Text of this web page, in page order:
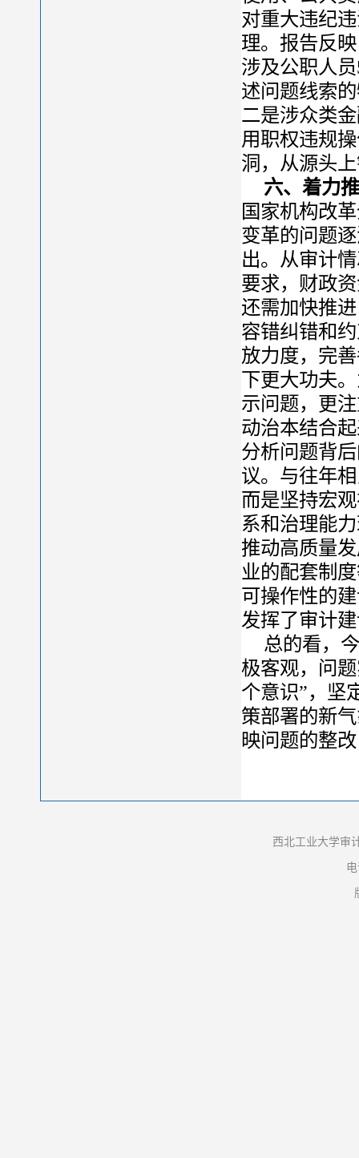
对重大违纪
理。报告反
涉及公职人
述问题线索
二是涉众类
用职权违规
洞，从源头
六、着力
国家机构改
变革的问题
出。从审计
要求，财政
还需加快推
容错纠错和
放力度，完
下更大功夫
示问题，更
动治本结合
分析问题背
议。与往年
而是坚持宏
系和治理能
推动高质量
业的配套制
可操作性的
发挥了审计
总的看，
极客观，问
个意识”，坚
策部署的新
映问题的整
西北工业大学审